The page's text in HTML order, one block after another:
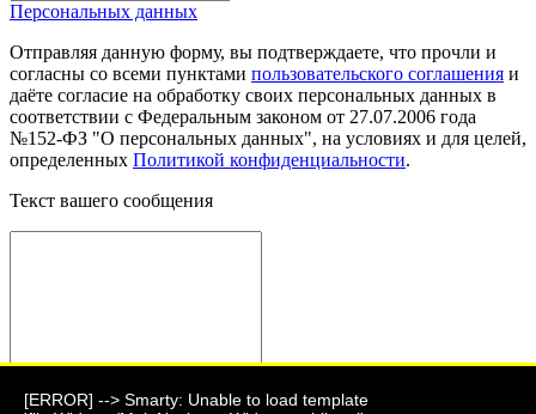
[ERROR] --> Smarty: Unable to load template
Персональных данных
Отправляя данную форму, вы подтверждаете, что прочли и
согласны со всеми пунктами пользовательского соглашения и
даёте согласие на обработку своих персональных данных в
соответствии с Федеральным законом от 27.07.2006 года
№152-ФЗ "О персональных данных", на условиях и для целей,
определенных Политикой конфиденциальности.
Текст вашего сообщения
Отправить сообщение